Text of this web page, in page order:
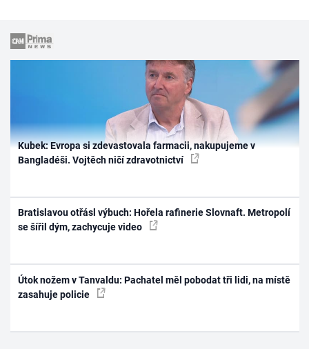
Kubek: Evropa si zdevastovala farmacii, nakupujeme v
Bangladéši. Vojtěch ničí zdravotnictví
Bratislavou otřásl výbuch: Hořela rafinerie Slovnaft. Metropolí
se šířil dým, zachycuje video
Útok nožem v Tanvaldu: Pachatel měl pobodat tři lidi, na místě
zasahuje policie